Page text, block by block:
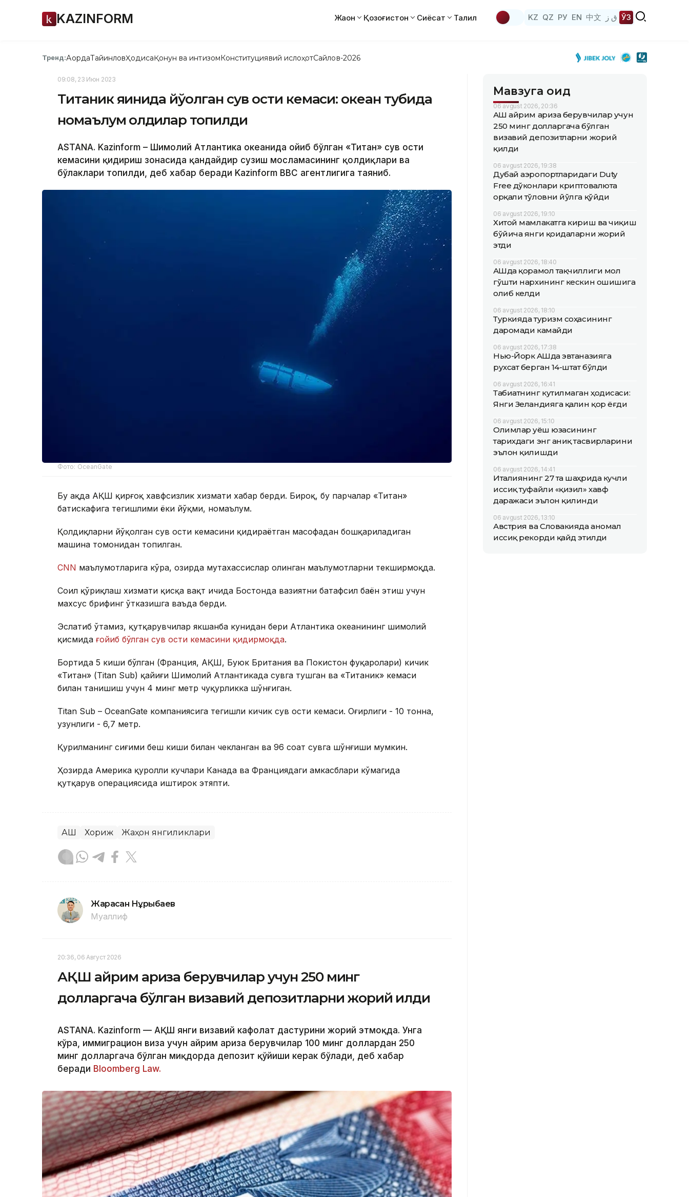
KAZINFORM Жаҳон Қозоғистон Сиёсат Таҳлил KZ QZ РУ EN 中文 ق ز ЎЗ
Тренд:АқордаТайинловҲодисаҚонун ва интизомКонституциявий ислоҳотСайлов-2026
09:08, 23 Июн 2023
Титаник яқинида йўқолган сув ости кемаси: океан тубида
номаълум қолдиқлар топилди
ASTANA. Kazinform – Шимолий Атлантика океанида ғойиб бўлган «Титан» сув ости
кемасини қидириш зонасида қандайдир сузиш мосламасининг қолдиқлари ва
бўлаклари топилди, деб хабар беради Kazinform ВВC агентлигига таяниб.
Фото: OceanGate
Бу ҳақда АҚШ қирғоқ хавфсизлик хизмати хабар берди. Бироқ, бу парчалар «Титан»
батискафига тегишлими ёки йўқми, номаълум.
Қолдиқларни йўқолган сув ости кемасини қидираётган масофадан бошқариладиган
машина томонидан топилган.
CNN маълумотларига кўра, ҳозирда мутахассислар олинган маълумотларни текширмоқда.
Соҳил қўриқлаш хизмати қисқа вақт ичида Бостонда вазиятни батафсил баён этиш учун
махсус брифинг ўтказишга ваъда берди.
Эслатиб ўтамиз, қутқарувчилар якшанба кунидан бери Атлантика океанининг шимолий
қисмида ғойиб бўлган сув ости кемасини қидирмоқда.
Бортида 5 киши бўлган (Франция, АҚШ, Буюк Британия ва Покистон фуқаролари) кичик
«Титан» (Titan Sub) қайиғи Шимолий Атлантикада сувга тушган ва «Титаник» кемаси
билан танишиш учун 4 минг метр чуқурликка шўнғиган.
Titan Sub – OceanGate компаниясига тегишли кичик сув ости кемаси. Оғирлиги - 10 тонна,
узунлиги - 6,7 метр.
Қурилманинг сиғими беш киши билан чекланган ва 96 соат сувга шўнғиши мумкин.
Ҳозирда Америка қуролли кучлари Канада ва Франциядаги ҳамкасблари кўмагида
қутқарув операциясида иштирок этяпти.
АҚШ Хориж Жаҳон янгиликлари
Жарасқан Нұрыбаев
Муаллиф
20:36, 06 Август 2026
АҚШ айрим ариза берувчилар учун 250 минг
долларгача бўлган визавий депозитларни жорий қилди
ASTANA. Kazinform — АҚШ янги визавий кафолат дастурини жорий этмоқда. Унга
кўра, иммиграцион виза учун айрим ариза берувчилар 100 минг доллардан 250
минг долларгача бўлган миқдорда депозит қўйиши керак бўлади, деб хабар
беради Bloomberg Law.
Мавзуга оид
06 avgust 2026, 20:36
АҚШ айрим ариза берувчилар учун
250 минг долларгача бўлган
визавий депозитларни жорий
қилди
06 avgust 2026, 19:38
Дубай аэропортларидаги Duty
Free дўконлари криптовалюта
орқали тўловни йўлга қўйди
06 avgust 2026, 19:10
Хитой мамлакатга кириш ва чиқиш
бўйича янги қоидаларни жорий
этди
06 avgust 2026, 18:40
АҚШда қорамол тақчиллиги мол
гўшти нархининг кескин ошишига
олиб келди
06 avgust 2026, 18:10
Туркияда туризм соҳасининг
даромади камайди
06 avgust 2026, 17:38
Нью-Йорк АҚШда эвтаназияга
рухсат берган 14-штат бўлди
06 avgust 2026, 16:41
Табиатнинг кутилмаган ҳодисаси:
Янги Зеландияга қалин қор ёғди
06 avgust 2026, 15:10
Олимлар Қуёш юзасининг
тарихдаги энг аниқ тасвирларини
эълон қилишди
06 avgust 2026, 14:41
Италиянинг 27 та шаҳрида кучли
иссиқ туфайли «қизил» хавф
даражаси эълон қилинди
06 avgust 2026, 13:10
Австрия ва Словакияда аномал
иссиқ рекорди қайд этилди